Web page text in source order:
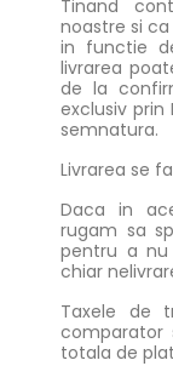
Tinand
noastre si
in functie
livrarea
de la
exclusiv prin
semnatura.
Livrarea se
Daca in
rugam sa
pentru a nu
chiar
Taxele de
comparator
totala de